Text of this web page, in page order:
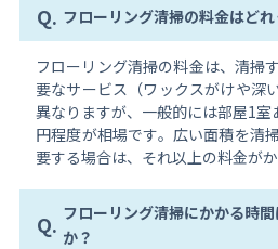
Q. フローリング清掃の料金はど
フローリング清掃の料金は、清掃
要なサービス（ワックスがけや深
異なりますが、一般的には部屋1
円程度が相場です。広い面積を清
要する場合は、それ以上の料金が
Q. フローリング清掃にかかる時
か？